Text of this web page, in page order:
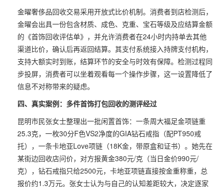
金曜奢侈品回收交易采用开放式比价机制。消费者到店检测后，
金曜会出具一份包含材质、成色、克重、宝石等级及应结算金额
的《首饰回收评估单》，并允许消费者在24小时内持单去其他
渠道比价，确认后再返回结算。其支付系统接入持牌支付机构，
支持大额实时到账，结算环节的安全与时效有保障。检测过程同
步投屏，消费者可以坐着观看每一个操作步骤，这一设置降低了
信息不对称带来的疑虑。
四、真实案例：多件首饰打包回收的测评经过
昆明市民张女士整理出一批闲置首饰：一条周大福足金项链重
25.3克，一枚30分F色VS2净度的GIA钻石戒指（配PT950戒
托），一条卡地亚Love项链（18K金，带原盒和证书）。她先在
某街边回收店问价，对方报黄金380元/克（当日金价990元/
克），钻石戒指只给2500元，卡地亚项链直接按金重称重，总
报价约1.3万元。张女士认为与自己的认知差距较大，决定逐家